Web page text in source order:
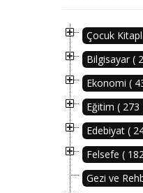
Çocuk
Bilgisayar (
Ekonomi (
Eğitim ( 273
Edebiyat (
Felsefe (
Gezi ve